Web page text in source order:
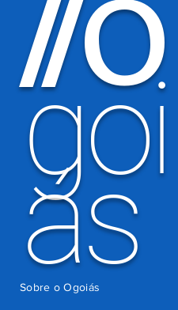
motoristas
por
cobrança
indevida do
Detran-GO
há 3 dias
//O
goi
ás
Sobre o Ogoiás